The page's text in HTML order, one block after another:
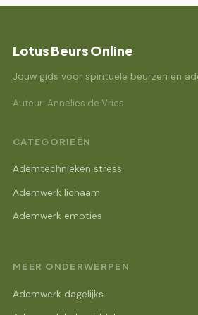
Lotus Beurs Online
Jouw gids voor spirituele beurzen en
Auteur: Annelies de Vries
CATEGORIEËN
Ademtechnieken stress
Ademwerk lichaam
Ademwerk emoties
MEER ONDERWERPEN
Ademwerk dagelijks